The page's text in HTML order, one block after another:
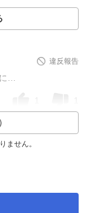
違反報告
…
ません。